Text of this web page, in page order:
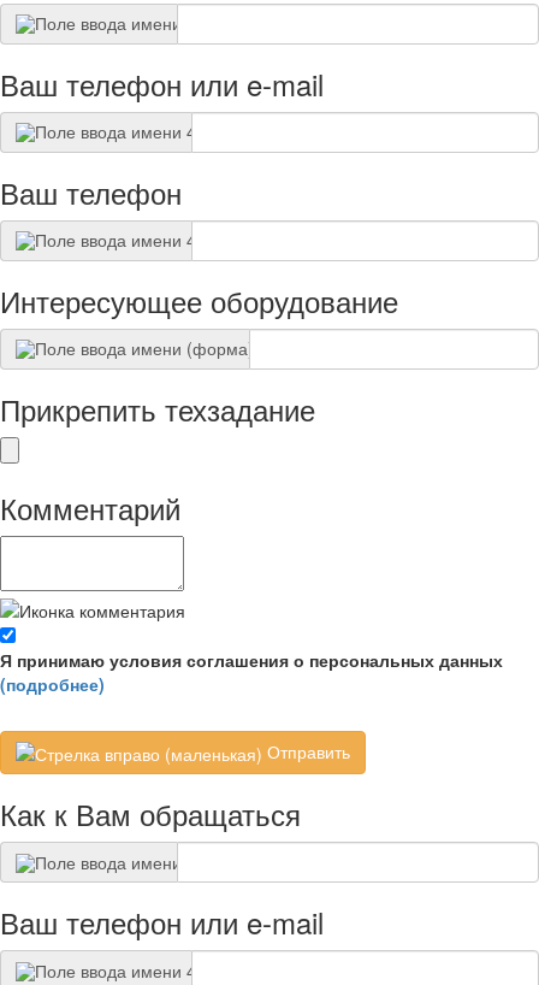
Ваш телефон или e-mail
Ваш телефон
Интересующее оборудование
Прикрепить техзадание
Комментарий
Я принимаю условия соглашения о персональных данных
(подробнее)
Отправить
Как к Вам обращаться
Ваш телефон или e-mail